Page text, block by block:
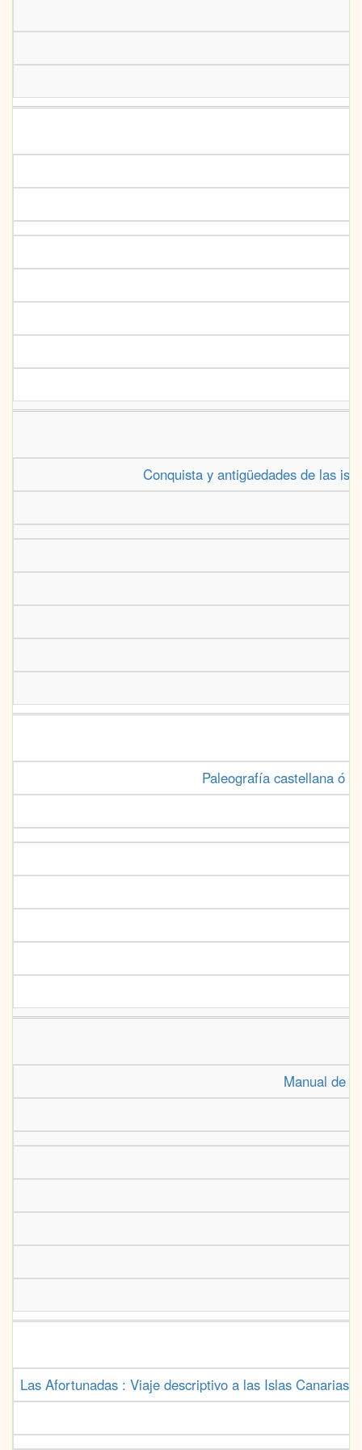
Conquista y antigüedades de las
Paleografía castellana ó
Manual de
Las Afortunadas : Viaje descriptivo a las Islas